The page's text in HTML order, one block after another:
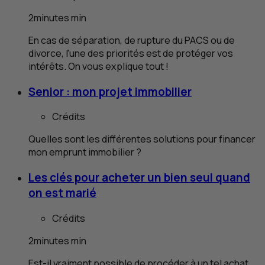
2minutesmin
En cas de séparation, de rupture du PACS ou de
divorce, l’une des priorités est de protéger vos
intérêts. On vous explique tout !
Senior : mon projet immobilier
Crédits
Quelles sont les différentes solutions pour financer
mon emprunt immobilier ?
Les clés pour acheter un bien seul quand
on est marié
Crédits
2minutesmin